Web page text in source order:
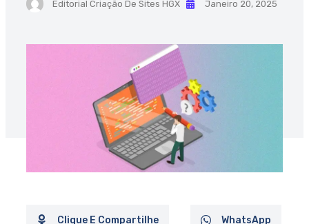
Editorial Criação De Sites HGX Janeiro 20, 2025
Clique E Compartilhe WhatsApp